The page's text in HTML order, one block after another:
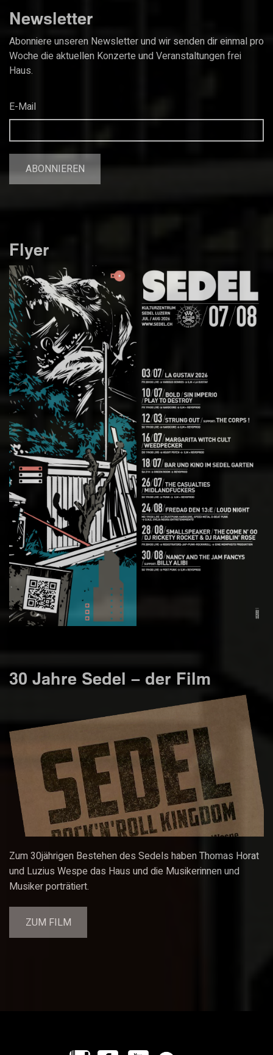
Newsletter
Abonniere unseren Newsletter und wir senden dir einmal pro
Woche die aktuellen Konzerte und Veranstaltungen frei
Haus.
E-Mail
Flyer
30 Jahre Sedel – der Film
Zum 30jährigen Bestehen des Sedels haben Thomas Horat
und Luzius Wespe das Haus und die Musikerinnen und
Musiker porträtiert.
ZUM FILM